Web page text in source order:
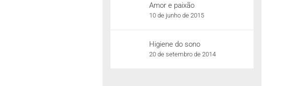
Amor e paixão
10 de junho de 2015
Higiene do sono
20 de setembro de 2014